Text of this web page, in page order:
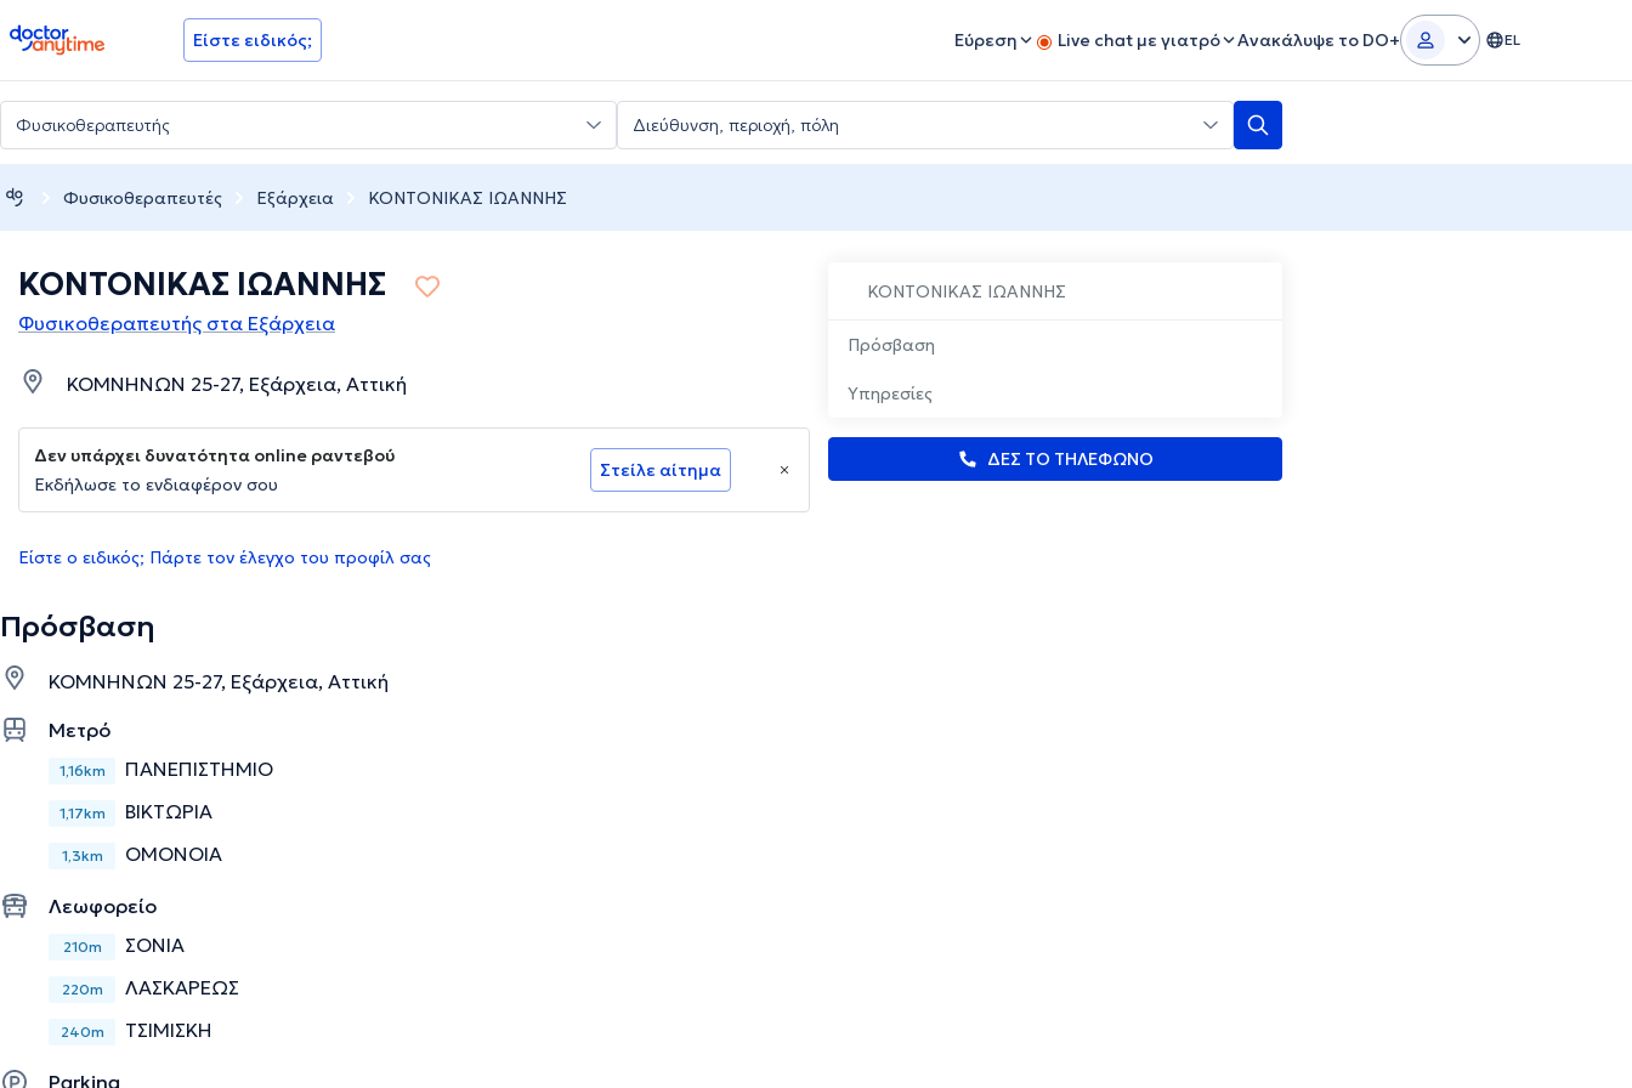
doctoranytime Είστε ειδικός; Εύρεση Live chat με γιατρό Ανακάλυψε το DO+ EL
Φυσικοθεραπευτές Εξάρχεια ΚΟΝΤΟΝΙΚΑΣ ΙΩΑΝΝΗΣ
ΚΟΝΤΟΝΙΚΑΣ ΙΩΑΝΝΗΣ
Πρόσβαση
Υπηρεσίες
ΔΕΣ ΤΟ ΤΗΛΕΦΩΝΟ
ΚΟΝΤΟΝΙΚΑΣ ΙΩΑΝΝΗΣ
Φυσικοθεραπευτής στα Εξάρχεια
ΚΟΜΝΗΝΩΝ 25-27, Εξάρχεια, Αττική
Δεν υπάρχει δυνατότητα online ραντεβού
Εκδήλωσε το ενδιαφέρον σου
Στείλε αίτημα
Είστε ο ειδικός; Πάρτε τον έλεγχο του προφίλ σας
Πρόσβαση
ΚΟΜΝΗΝΩΝ 25-27, Εξάρχεια, Αττική
Μετρό
1,16km ΠΑΝΕΠΙΣΤΗΜΙΟ
1,17km ΒΙΚΤΩΡΙΑ
1,3km ΟΜΟΝΟΙΑ
Λεωφορείο
210m ΣΟΝΙΑ
220m ΛΑΣΚΑΡΕΩΣ
240m ΤΣΙΜΙΣΚΗ
Parking